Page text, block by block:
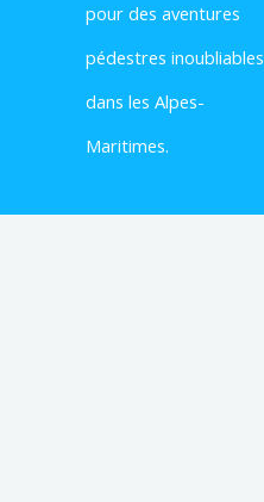
pour des aventures
pédestres inoubliables
dans les Alpes-
Maritimes.